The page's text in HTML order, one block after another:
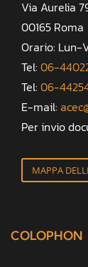
Via Aurelia
00165 Roma
Orario: Lun-
Tel: 06-
Tel: 06-
E-mail:
Per invio
MAPPA
COLOPHON